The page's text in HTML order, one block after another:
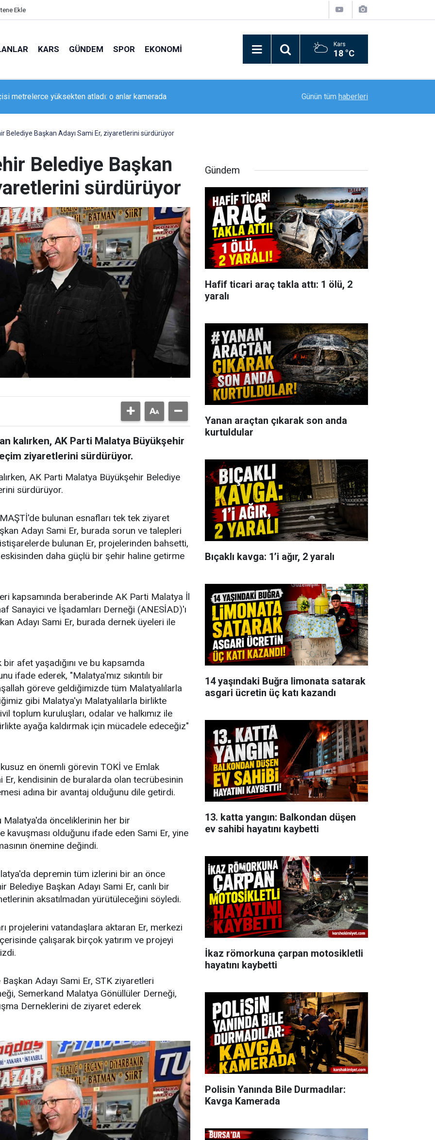
Ekle
KARS GÜNDEM SPOR EKONOMI Kars
18 °C
Karlıova’daki eğitim yatırımlarını yerinde inceledi Hakkari’de 20 yıl 7 ay hapis cezası bulunan
Günün tüm haberleri
Belediye Başkan Adayı Sami Er, ziyaretlerini sürdürüyor
Belediye Başkan
sürdürüyor
kalırken, AK Parti Malatya Büyükşehir
ziyaretlerini sürdürüyor.
AK Parti Malatya Büyükşehir Belediye
sürdürüyor.
bulunan esnafları tek tek ziyaret
Adayı Sami Er, burada sorun ve talepleri
bulunan Er, projelerinden bahsetti,
daha güçlü bir şehir haline getirme
kapsamında beraberinde AK Parti Malatya İl
Sanayici ve İşadamları Derneği (ANESİAD)'ı
Adayı Sami Er, burada dernek üyeleri ile
afet yaşadığını ve bu kapsamda
ifade ederek, "Malatya'mız sıkıntılı bir
göreve geldiğimizde tüm Malatyalılarla
gibi Malatya'yı Malatyalılarla birlikte
toplum kuruluşları, odalar ve halkımız ile
ayağa kaldırmak için mücadele edeceğiz"
en önemli görevin TOKİ ve Emlak
kendisinin de buralarda olan tecrübesinin
adına bir avantaj olduğunu dile getirdi.
Malatya'da önceliklerinin her bir
kavuşması olduğunu ifade eden Sami Er, yine
önemine değindi.
depremin tüm izlerini bir an önce
Başkan Adayı Sami Er, canlı bir
aksatılmadan yürütüleceğini söyledi.
projelerini vatandaşlara aktaran Er, merkezi
çalışarak birçok yatırım ve projeyi
Adayı Sami Er, STK ziyaretleri
Semerkand Malatya Gönüllüler Derneği,
Derneklerini de ziyaret ederek
Gündem
Hafif ticari araç takla attı: 1 ölü, 2
yaralı
Yanan araçtan çıkarak son anda
kurtuldular
Bıçaklı kavga: 1’i ağır, 2 yaralı
14 yaşındaki Buğra limonata satarak
asgari ücretin üç katı kazandı
13. katta yangın: Balkondan düşen
ev sahibi hayatını kaybetti
İkaz römorkuna çarpan motosikletli
hayatını kaybetti
Polisin Yanında Bile Durmadılar:
Kavga Kamerada